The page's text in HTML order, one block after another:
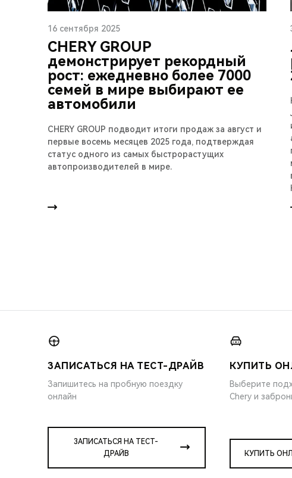
16 сентября 2025
CHERY GROUP
демонстрирует рекордный
рост: ежедневно более 7000
семей в мире выбирают ее
автомобили
CHERY GROUP подводит итоги продаж за август и
первые восемь месяцев 2025 года, подтверждая
статус одного из самых быстрорастущих
автопроизводителей в мире.
ЗАПИСАТЬСЯ НА ТЕСТ-ДРАЙВ
Запишитесь на пробную поездку
онлайн
ЗАПИСАТЬСЯ НА ТЕСТ-
ДРАЙВ
КУПИТЬ
Выберите
Chery и
КУПИТЬ